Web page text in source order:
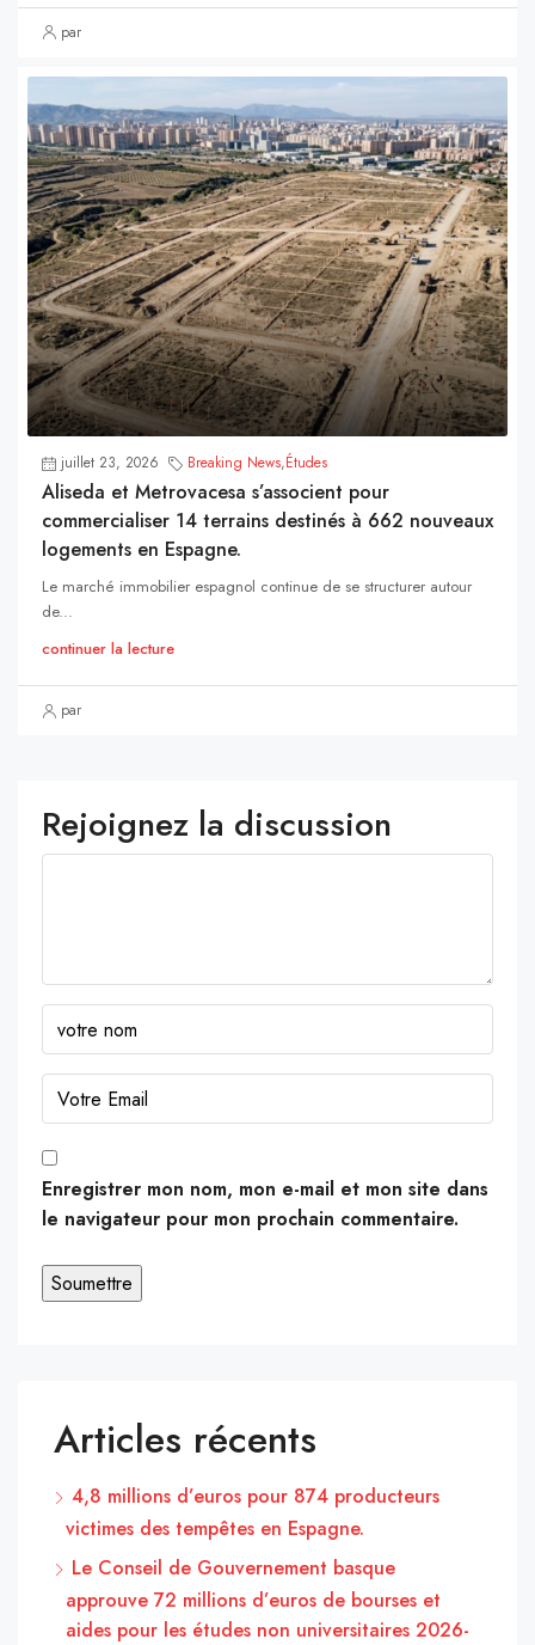
par
juillet 23, 2026 Breaking News,Études
Aliseda et Metrovacesa s’associent pour
commercialiser 14 terrains destinés à 662 nouveaux
logements en Espagne.
Le marché immobilier espagnol continue de se structurer autour
de...
continuer la lecture
par
Rejoignez la discussion
Enregistrer mon nom, mon e-mail et mon site dans
le navigateur pour mon prochain commentaire.
Articles récents
4,8 millions d’euros pour 874 producteurs
victimes des tempêtes en Espagne.
Le Conseil de Gouvernement basque
approuve 72 millions d’euros de bourses et
aides pour les études non universitaires 2026-